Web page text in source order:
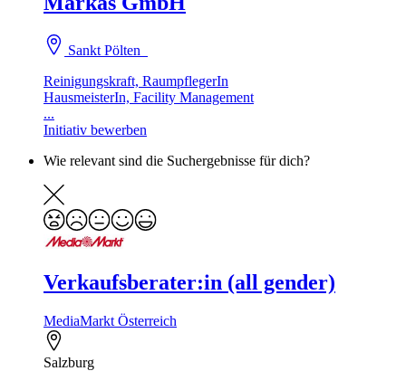
Sankt Pölten
Reinigungskraft, RaumpflegerIn
HausmeisterIn, Facility Management
...
Initiativ bewerben
Wie relevant sind die Suchergebnisse für dich?
Verkaufsberater:in (all gender)
MediaMarkt Österreich
Salzburg